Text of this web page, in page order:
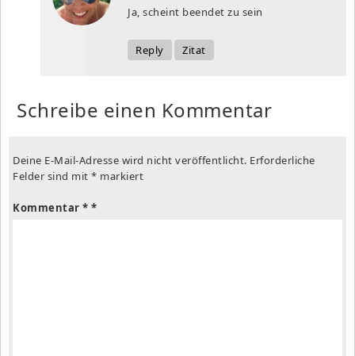
Ja, scheint beendet zu sein
Reply Zitat
Schreibe einen Kommentar
Deine E-Mail-Adresse wird nicht veröffentlicht. Erforderliche
Felder sind mit * markiert
Kommentar *